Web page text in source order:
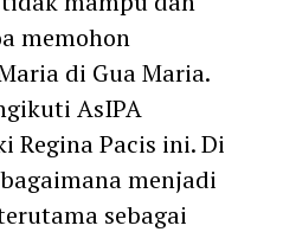
memohon
di Gua Maria.
AsIPA
Regina Pacis ini. Di
menjadi
sebagai